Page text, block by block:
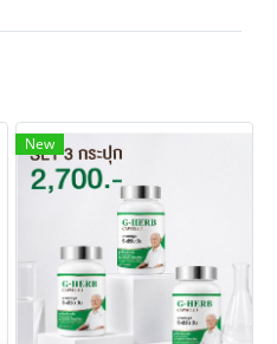
New